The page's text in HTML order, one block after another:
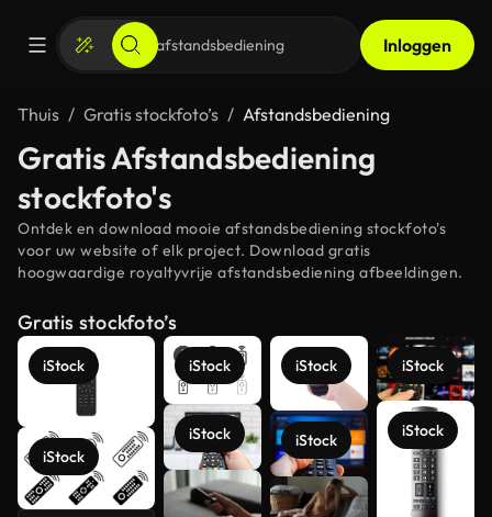
Inloggen
Thuis Gratis stockfoto’s Afstandsbediening
Gratis Afstandsbediening
stockfoto's
Ontdek en download mooie afstandsbediening stockfoto's
voor uw website of elk project. Download gratis
hoogwaardige royaltyvrije afstandsbediening afbeeldingen.
Gratis stockfoto’s
iStock
iStock
iStock
iStock
iStock
iStock
iStock
iStock